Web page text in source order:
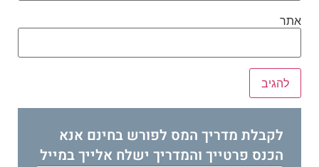
אתר
לקבלת מדריך המס לפורש בחינם אנא
הכנס פרטייך והמדריך ישלח אלייך במייל